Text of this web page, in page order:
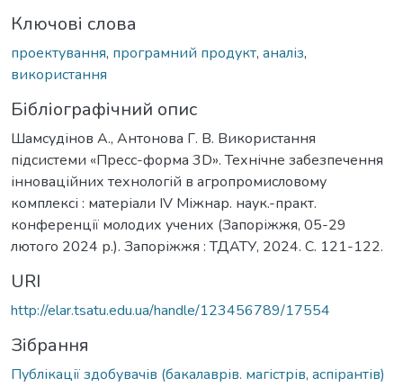
Ключові слова
проектування, програмний продукт, аналіз,
використання
Бібліографічний опис
Шамсудінов А., Антонова Г. В. Використання
підсистеми «Пресс-форма 3D». Технічне забезпечення
інноваційних технологій в агропромисловому
комплексі : матеріали IV Міжнар. наук.-практ.
конференції молодих учених (Запоріжжя, 05-29
лютого 2024 р.). Запоріжжя : ТДАТУ, 2024. С. 121-122.
URI
http://elar.tsatu.edu.ua/handle/123456789/17554
Зібрання
Публікації здобувачів (бакалаврів. магістрів, аспірантів)